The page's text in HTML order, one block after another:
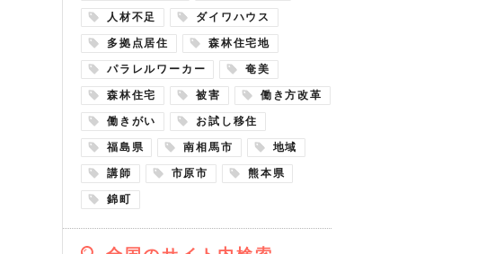
人材不足 ダイワハウス
多拠点居住 森林住宅地
パラレルワーカー 奄美
森林住宅 被害 働き方改革
働きがい お試し移住
福島県 南相馬市 地域
講師 市原市 熊本県
錦町